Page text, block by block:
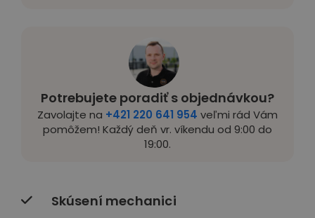
Potrebujete poradiť s objednávkou?
Zavolajte na +421 220 641 954 veľmi rád Vám
pomôžem! Každý deň vr. víkendu od 9:00 do
19:00.
Skúsení mechanici